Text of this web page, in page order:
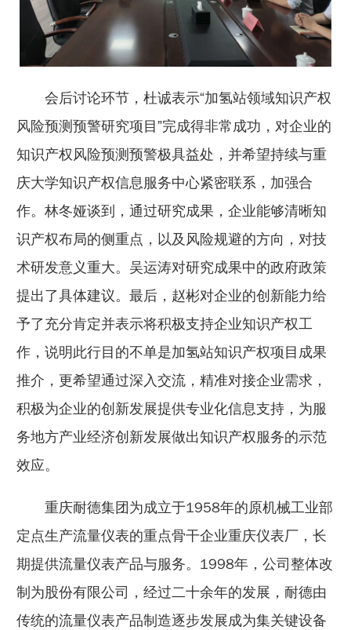
会后讨论环节，杜诚表示“加氢站领域知识产权
风险预测预警研究项目”完成得非常成功，对企业的
知识产权风险预测预警极具益处，并希望持续与重
庆大学知识产权信息服务中心紧密联系，加强合
作。林冬娅谈到，通过研究成果，企业能够清晰知
识产权布局的侧重点，以及风险规避的方向，对技
术研发意义重大。吴运涛对研究成果中的政府政策
提出了具体建议。最后，赵彬对企业的创新能力给
予了充分肯定并表示将积极支持企业知识产权工
作，说明此行目的不单是加氢站知识产权项目成果
推介，更希望通过深入交流，精准对接企业需求，
积极为企业的创新发展提供专业化信息支持，为服
务地方产业经济创新发展做出知识产权服务的示范
效应。
重庆耐德集团为成立于1958年的原机械工业部
定点生产流量仪表的重点骨干企业重庆仪表厂，长
期提供流量仪表产品与服务。1998年，公司整体改
制为股份有限公司，经过二十余年的发展，耐德由
传统的流量仪表产品制造逐步发展成为集关键设备